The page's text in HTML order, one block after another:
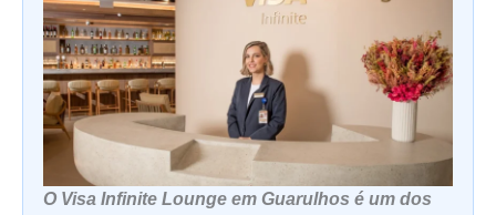
O Visa Infinite Lounge em Guarulhos é um dos